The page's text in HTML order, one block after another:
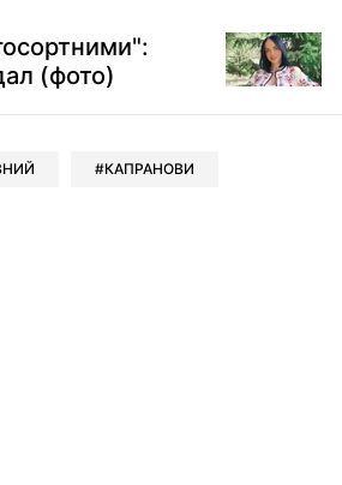
(фото)
КАПРАНОВИ